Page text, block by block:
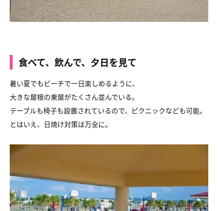
食べて、飲んで、夕日を見て
暑い夏でもビーチで一日楽しめるように、
大きな屋根の東屋がたくさん並んでいる。
テーブルも椅子も設置されているので、ピクニックなども可能。
とはいえ、日焼け対策は万全に。